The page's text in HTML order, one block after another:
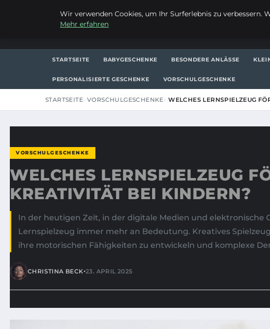
STARTSEITE BABYGESCHENKE BESONDERE ANLÄSSE
PERSONALISIERTE GESCHENKE VORSCHULGESCHENKE
STARTSEITE VORSCHULGESCHENKE WELCHES LERNSPIELZEUG
VORSCHULGESCHENKE
WELCHES LERNSPIELZEUG
KREATIVITÄT BEI KINDERN?
In der heutigen Zeit, in der digitale Medien und
Lernspielzeug immer mehr an Bedeutung. Kreatives
ihre motorischen Fähigkeiten zu entwickeln und komplexe
CHRISTINA BECK•23. APRIL 2025
Wir verwenden Cookies, um Ihr Surferlebnis zu verbessern.
Mehr erfahren